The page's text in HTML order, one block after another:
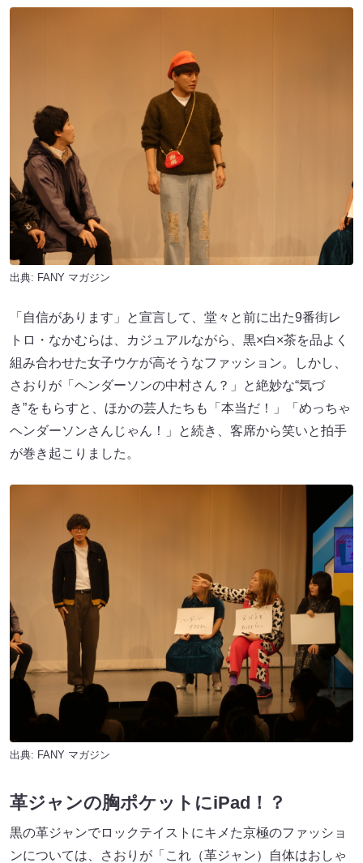
出典: FANY マガジン
「自信があります」と宣言して、堂々と前に出た9番街レ
トロ・なかむらは、カジュアルながら、黒×白×茶を品よく
組み合わせた女子ウケが高そうなファッション。しかし、
さおりが「ヘンダーソンの中村さん？」と絶妙な“気づ
き”をもらすと、ほかの芸人たちも「本当だ！」「めっちゃ
ヘンダーソンさんじゃん！」と続き、客席から笑いと拍手
が巻き起こりました。
出典: FANY マガジン
革ジャンの胸ポケットにiPad！？
黒の革ジャンでロックテイストにキメた京極のファッショ
ンについては、さおりが「これ（革ジャン）自体はおしゃ